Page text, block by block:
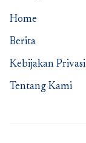
Home
Berita
Kebijakan Privasi
Tentang Kami